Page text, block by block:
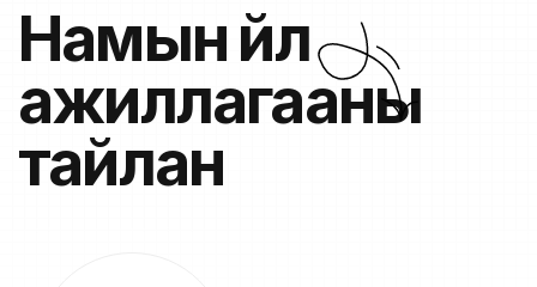
Намын үйл
ажиллагааны
тайлан